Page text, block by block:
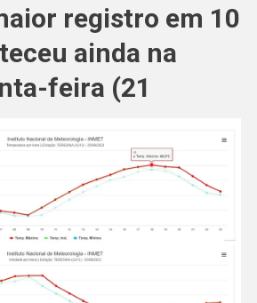
registro em 10
ainda na
feira (21